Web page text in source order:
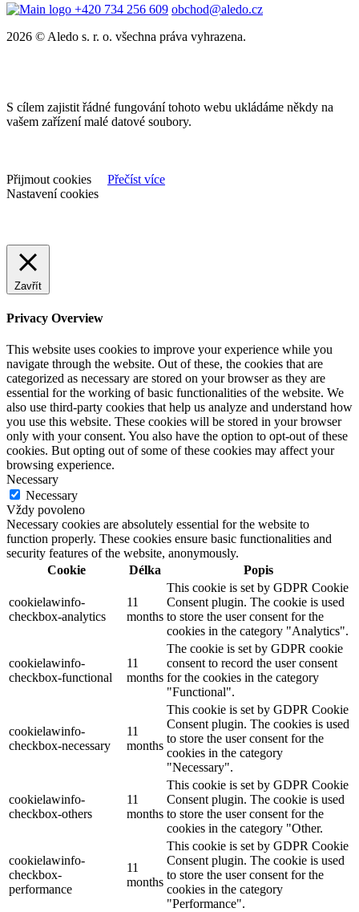
+420 734 256 609 obchod@aledo.cz
2026 © Aledo s. r. o. všechna práva vyhrazena.
S cílem zajistit řádné fungování tohoto webu ukládáme někdy na
vašem zařízení malé datové soubory.
Přijmout cookies
Přečíst více
Nastavení cookies
Zavřít
Privacy Overview
This website uses cookies to improve your experience while you
navigate through the website. Out of these, the cookies that are
categorized as necessary are stored on your browser as they are
essential for the working of basic functionalities of the website. We
also use third-party cookies that help us analyze and understand how
you use this website. These cookies will be stored in your browser
only with your consent. You also have the option to opt-out of these
cookies. But opting out of some of these cookies may affect your
browsing experience.
Necessary
Necessary
Vždy povoleno
Necessary cookies are absolutely essential for the website to
function properly. These cookies ensure basic functionalities and
security features of the website, anonymously.
Cookie
Délka Popis
cookielawinfo-
checkbox-analytics
11
months
This cookie is set by GDPR Cookie
Consent plugin. The cookie is used
to store the user consent for the
cookies in the category "Analytics".
cookielawinfo-
checkbox-functional
11
months
The cookie is set by GDPR cookie
consent to record the user consent
for the cookies in the category
"Functional".
cookielawinfo-
checkbox-necessary
11
months
This cookie is set by GDPR Cookie
Consent plugin. The cookies is used
to store the user consent for the
cookies in the category
"Necessary".
cookielawinfo-
checkbox-others
11
months
This cookie is set by GDPR Cookie
Consent plugin. The cookie is used
to store the user consent for the
cookies in the category "Other.
cookielawinfo-
checkbox-
performance
11
months
This cookie is set by GDPR Cookie
Consent plugin. The cookie is used
to store the user consent for the
cookies in the category
"Performance".